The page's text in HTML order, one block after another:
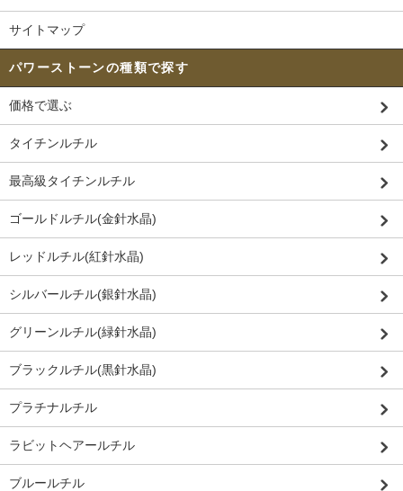
サイトマップ
パワーストーンの種類で探す
価格で選ぶ
タイチンルチル
最高級タイチンルチル
ゴールドルチル(金針水晶)
レッドルチル(紅針水晶)
シルバールチル(銀針水晶)
グリーンルチル(緑針水晶)
ブラックルチル(黒針水晶)
プラチナルチル
ラビットヘアールチル
ブルールチル